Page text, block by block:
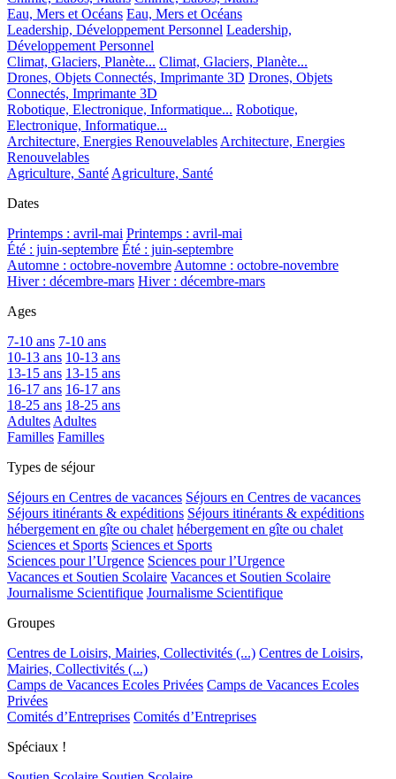
Eau, Mers et Océans Eau, Mers et Océans
Leadership, Développement Personnel Leadership,
Développement Personnel
Climat, Glaciers, Planète... Climat, Glaciers, Planète...
Drones, Objets Connectés, Imprimante 3D Drones, Objets
Connectés, Imprimante 3D
Robotique, Electronique, Informatique... Robotique,
Electronique, Informatique...
Architecture, Energies Renouvelables Architecture, Energies
Renouvelables
Agriculture, Santé Agriculture, Santé
Dates
Printemps : avril-mai Printemps : avril-mai
Été : juin-septembre Été : juin-septembre
Automne : octobre-novembre Automne : octobre-novembre
Hiver : décembre-mars Hiver : décembre-mars
Ages
7-10 ans 7-10 ans
10-13 ans 10-13 ans
13-15 ans 13-15 ans
16-17 ans 16-17 ans
18-25 ans 18-25 ans
Adultes Adultes
Familles Familles
Types de séjour
Séjours en Centres de vacances Séjours en Centres de vacances
Séjours itinérants & expéditions Séjours itinérants & expéditions
hébergement en gîte ou chalet hébergement en gîte ou chalet
Sciences et Sports Sciences et Sports
Sciences pour l’Urgence Sciences pour l’Urgence
Vacances et Soutien Scolaire Vacances et Soutien Scolaire
Journalisme Scientifique Journalisme Scientifique
Groupes
Centres de Loisirs, Mairies, Collectivités (...) Centres de Loisirs,
Mairies, Collectivités (...)
Camps de Vacances Ecoles Privées Camps de Vacances Ecoles
Privées
Comités d’Entreprises Comités d’Entreprises
Spéciaux !